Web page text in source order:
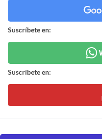
Suscríbete en:
Suscríbete en: